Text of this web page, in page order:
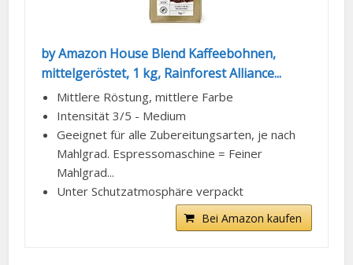
by Amazon House Blend Kaffeebohnen,
mittelgeröstet, 1 kg, Rainforest Alliance...
Mittlere Röstung, mittlere Farbe
Intensität 3/5 - Medium
Geeignet für alle Zubereitungsarten, je nach
Mahlgrad. Espressomaschine = Feiner
Mahlgrad...
Unter Schutzatmosphäre verpackt
Bei Amazon kaufen